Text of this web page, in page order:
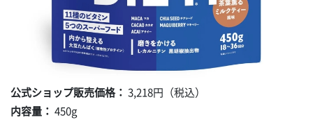
公式ショップ販売価格： 3,218円（税込）
内容量： 450g